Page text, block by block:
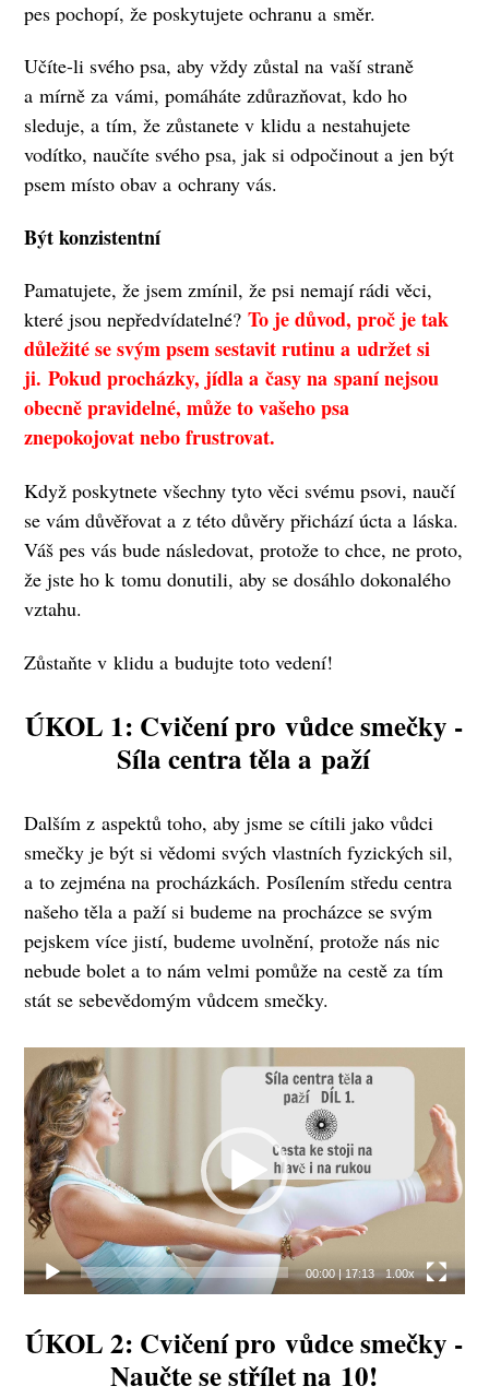
pes pochopí, že poskytujete ochranu a směr.
Učíte-li svého psa, aby vždy zůstal na vaší straně
a mírně za vámi, pomáháte zdůrazňovat, kdo ho
sleduje, a tím, že zůstanete v klidu a nestahujete
vodítko, naučíte svého psa, jak si odpočinout a jen být
psem místo obav a ochrany vás.
Být konzistentní
Pamatujete, že jsem zmínil, že psi nemají rádi věci,
které jsou nepředvídatelné?To je důvod, proč je tak
důležité se svým psem sestavit rutinu a udržet si
ji. Pokud procházky, jídla a časy na spaní nejsou
obecně pravidelné, může to vašeho psa
znepokojovat nebo frustrovat.
Když poskytnete všechny tyto věci svému psovi, naučí
se vám důvěřovat a z této důvěry přichází úcta a láska.
Váš pes vás bude následovat, protože to chce, ne proto,
že jste ho k tomu donutili, aby se dosáhlo dokonalého
vztahu.
Zůstaňte v klidu a budujte toto vedení!
ÚKOL 1: Cvičení pro vůdce smečky -
Síla centra těla a paží
Dalším z aspektů toho, aby jsme se cítili jako vůdci
smečky je být si vědomi svých vlastních fyzických sil,
a to zejména na procházkách. Posílením středu centra
našeho těla a paží si budeme na procházce se svým
pejskem více jistí, budeme uvolnění, protože nás nic
nebude bolet a to nám velmi pomůže na cestě za tím
stát se sebevědomým vůdcem smečky.
Video
přehrávač
00:00| 17:13 1.00x
ÚKOL 2: Cvičení pro vůdce smečky -
Naučte se střílet na 10!